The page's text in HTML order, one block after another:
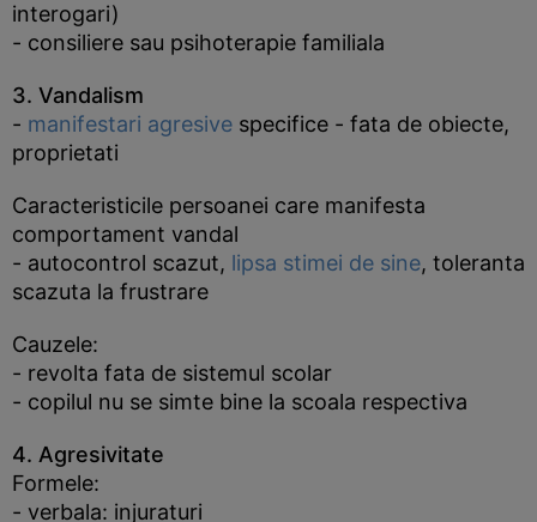
interogari)
- consiliere sau psihoterapie familiala
3. Vandalism
- manifestari agresive specifice - fata de obiecte,
proprietati
Caracteristicile persoanei care manifesta
comportament vandal
- autocontrol scazut, lipsa stimei de sine, toleranta
scazuta la frustrare
Cauzele:
- revolta fata de sistemul scolar
- copilul nu se simte bine la scoala respectiva
4. Agresivitate
Formele:
- verbala: injuraturi